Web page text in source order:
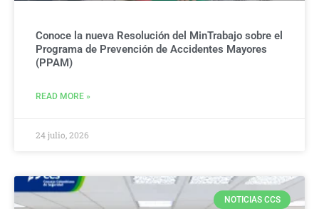
Conoce la nueva Resolución del MinTrabajo sobre el
Programa de Prevención de Accidentes Mayores
(PPAM)
READ MORE »
24 julio, 2026
NOTICIAS CCS